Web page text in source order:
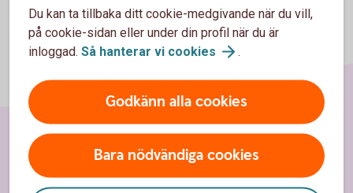
Du kan ta tillbaka ditt cookie-medgivande när du vill,
på cookie-sidan eller under din profil när du är
inloggad. Så hanterar vi cookies .
Godkänn alla cookies
Bara nödvändiga cookies
Sidfot
Hitta snabbt